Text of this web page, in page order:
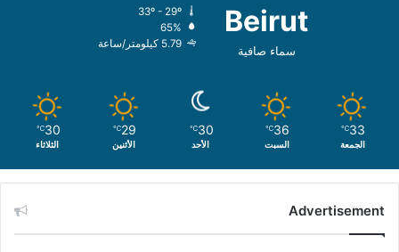
Beirut
سماء صافية
65%
5.79 كيلومتر/ساعة
33
℃
الجمعة
36
℃
السبت
30
℃
الأحد
29
℃
الأثنين
30
℃
الثلاثاء
Advertisement